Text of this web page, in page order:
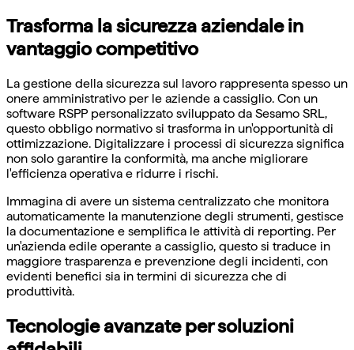
Trasforma la sicurezza aziendale in
vantaggio competitivo
La gestione della sicurezza sul lavoro rappresenta spesso un
onere amministrativo per le aziende a cassiglio. Con un
software RSPP personalizzato sviluppato da Sesamo SRL,
questo obbligo normativo si trasforma in un'opportunità di
ottimizzazione. Digitalizzare i processi di sicurezza significa
non solo garantire la conformità, ma anche migliorare
l'efficienza operativa e ridurre i rischi.
Immagina di avere un sistema centralizzato che monitora
automaticamente la manutenzione degli strumenti, gestisce
la documentazione e semplifica le attività di reporting. Per
un'azienda edile operante a cassiglio, questo si traduce in
maggiore trasparenza e prevenzione degli incidenti, con
evidenti benefici sia in termini di sicurezza che di
produttività.
Tecnologie avanzate per soluzioni